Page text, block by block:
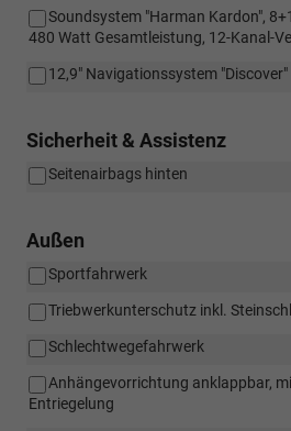
Soundsystem "Harman Kardon",
480 Watt Gesamtleistung, 12-Kanal-
12,9" Navigationssystem "Discover"
Sicherheit & Assistenz
Seitenairbags hinten
Außen
Sportfahrwerk
Triebwerkunterschutz inkl.
Schlechtwegefahrwerk
Anhängevorrichtung anklappbar,
Entriegelung